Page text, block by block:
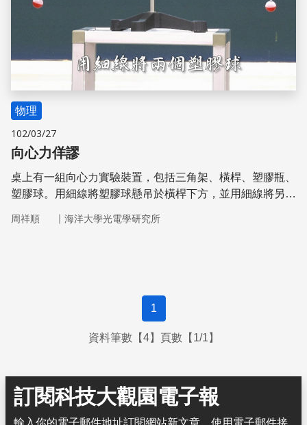
物理
102/03/27
向心力佯謬
桌上有一組向心力實驗裝置，包括三角架、橫桿、塑膠瓶、
塑膠球。用細線將塑膠球懸吊於橫桿下方，並用細線將另外
水中。橫桿轉動時細線懸吊的塑膠球向外移，水中的塑膠球
水，外側的水壓必須大於內側的水壓，才可提供向心力。因
此外側水面必須高於內側水面。塑膠球所受浮力與水面垂
直，因此塑膠球向內移。浮力水平分量與細繩張力水平分量
周祥順 ｜ 海洋大學光電學研究所
1
資料筆數【4】頁數【1/1】
訂閱科技大觀園電子報
輸入你的電子郵件地址訂閱網站新文章，使用電子郵件接